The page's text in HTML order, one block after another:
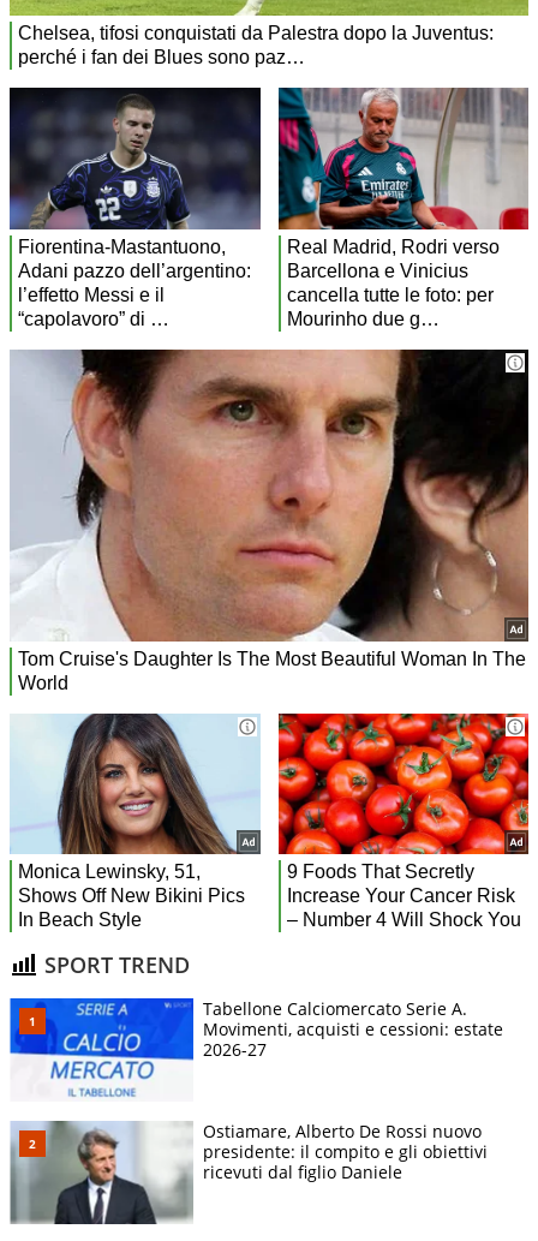
SPORT TREND
Tabellone Calciomercato Serie A.
Movimenti, acquisti e cessioni: estate
2026-27
Ostiamare, Alberto De Rossi nuovo
presidente: il compito e gli obiettivi
ricevuti dal figlio Daniele